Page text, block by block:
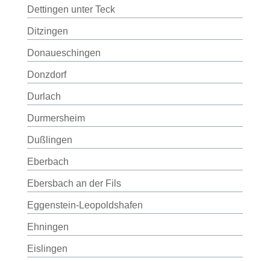
Dettingen unter Teck
Ditzingen
Donaueschingen
Donzdorf
Durlach
Durmersheim
Dußlingen
Eberbach
Ebersbach an der Fils
Eggenstein-Leopoldshafen
Ehningen
Eislingen